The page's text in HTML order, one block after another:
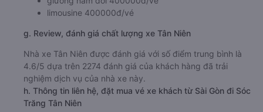
limousine 400000đ/vé
g. Review, đánh giá chất lượng xe Tân Niên
Nhà xe Tân Niên được đánh giá với số điểm trung bình là
4.6/5 dựa trên 2274 đánh giá của khách hàng đã trải
nghiệm dịch vụ của nhà xe này.
h. Thông tin liên hệ, đặt mua vé xe khách từ Sài Gòn đi Sóc
Trăng Tân Niên